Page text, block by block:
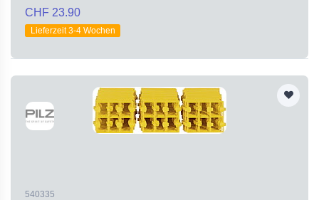
CHF 23.90
Lieferzeit 3-4 Wochen
540335